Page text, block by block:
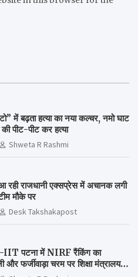
में बढ़ता हत्या का नया कल्चर, नमो घाट
पीट-पीट कर हत्या
Shweta R Rashmi
रही राजधानी एक्सप्रेस में अचानक लगी
मौके पर
Desk Takshakapost
पटना में NIRF रैंकिंग का
फर्जीवाड़ा चरम पर शिक्षा मंत्रालय